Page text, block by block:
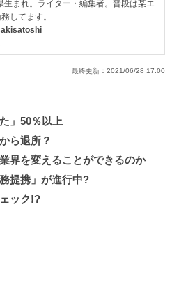
生まれ。ライター・編集者。普段は某エ
してます。
最終更新： 2021/06/28 17:00
」50％以上
ら退所？
界を変えることができるのか
提携」が進行中?
ェック!?